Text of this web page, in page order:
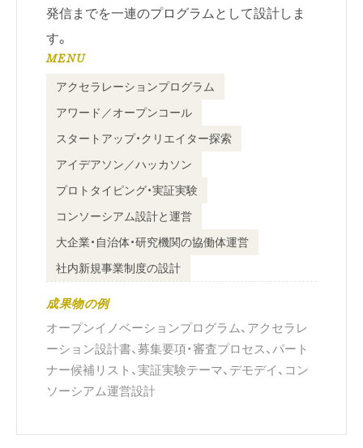
発信までを一連のプログラムとして設計しま
す。
MENU
アクセラレーションプログラム
アワード／オープンコール
スタートアップ・クリエイター探索
アイデアソン／ハッカソン
プロトタイピング・実証実験
コンソーシアム設計と運営
大企業・自治体・研究機関の協働体運営
社内新規事業制度の設計
成果物の例
オープンイノベーションプログラム、アクセラレ
ーション設計書、募集要項・審査プロセス、パート
ナー候補リスト、実証実験テーマ、デモデイ、コン
ソーシアム運営設計